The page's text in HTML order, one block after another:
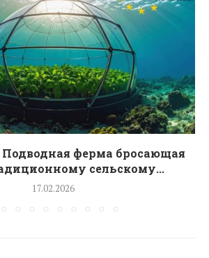
Подводная ферма бросающая
сельскому...
17.02.2026